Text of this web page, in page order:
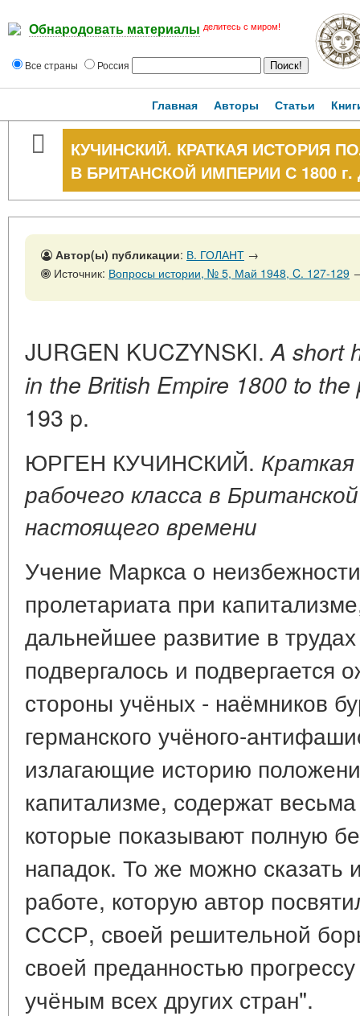
Обнародовать материалы делитесь с миром!
Все страны Россия
Главная Авторы Статьи
КУЧИНСКИЙ. КРАТКАЯ ИСТОРИЯ
В БРИТАНСКОЙ ИМПЕРИИ С 1800
Автор(ы) публикации: В. ГОЛАНТ →
Источник: Вопросы истории, № 5, Май 1948, C. 127-129
JURGEN KUCZYNSKI.A short
in the British Empire 1800 to the
193 p.
ЮРГЕН КУЧИНСКИЙ.
рабочего класса в
настоящего времени
Учение Маркса о
пролетариата при
дальнейшее развитие в
подвергалось и подвергается
стороны учёных - наёмников
германского учёного-
излагающие историю
капитализме, содержат
которые показывают полную
нападок. То же можно сказать
работе, которую автор
СССР, своей решительной
своей преданностью
учёным всех других стран".